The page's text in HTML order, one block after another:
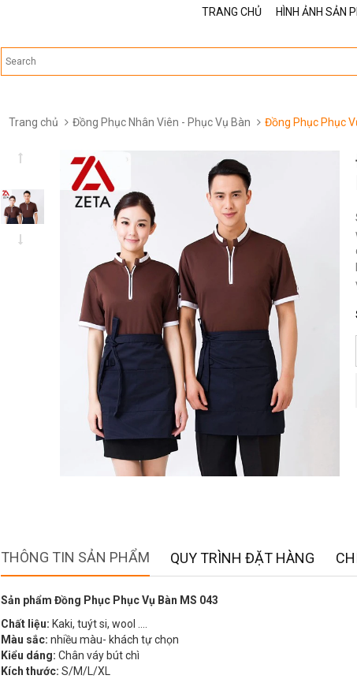
TRANG CHỦ HÌNH ẢNH SẢN
Trang chủ Đồng Phục Nhân Viên - Phục Vụ Bàn Đồng Phục Phục
THÔNG TIN SẢN PHẨM QUY TRÌNH ĐẶT HÀNG
Sản phẩm Đồng Phục Phục Vụ Bàn MS 043
Chất liệu: Kaki, tuýt si, wool ….
Màu sắc: nhiều màu- khách tự chọn
Kiểu dáng: Chân váy bút chì
Kích thước: S/M/L/XL